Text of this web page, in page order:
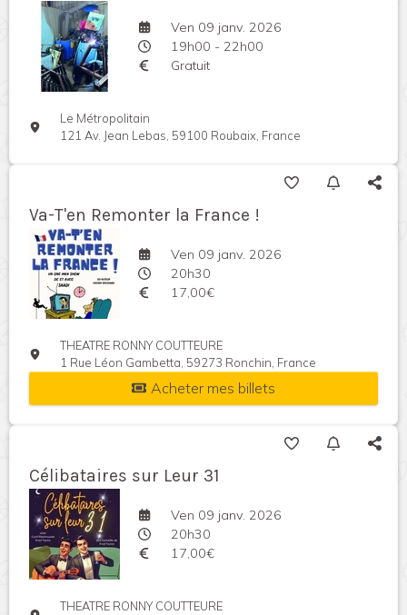
Ven 09 janv. 2026
19h00 - 22h00
Gratuit
Le Métropolitain
121 Av. Jean Lebas, 59100 Roubaix, France
Va-T'en Remonter la France !
Ven 09 janv. 2026
20h30
17,00€
THEATRE RONNY COUTTEURE
1 Rue Léon Gambetta, 59273 Ronchin, France
Acheter mes billets
Célibataires sur Leur 31
Ven 09 janv. 2026
20h30
17,00€
THEATRE RONNY COUTTEURE